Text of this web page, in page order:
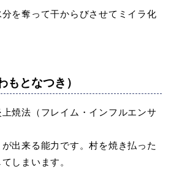
を奪って干からびさせてミイラ化
となつき）
焼法（フレイム・インフルエンサ
出来る能力です。村を焼き払った
しまいます。